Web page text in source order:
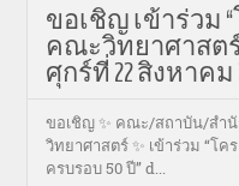
ขอเชิญ เข้าร่วม
คณะวิทยาศาสตร์
ศุกร์ที่ 22 สิงหาคม
ขอเชิญ ✨ คณะ/สถาบัน/สำ
วิทยาศาสตร์ ✨ เข้าร่วม “โ
ครบรอบ 50 ปี” ԁ...